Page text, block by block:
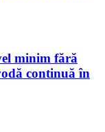
minim fără
continuă în